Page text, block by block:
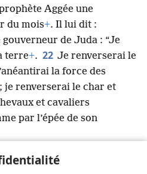
Aggée une
du mois+. Il lui dit :
de Juda : “Je
terre+. 22 Je renverserai le
la force des
; je renverserai le char et
et cavaliers
par l’épée de son
Zorobabel